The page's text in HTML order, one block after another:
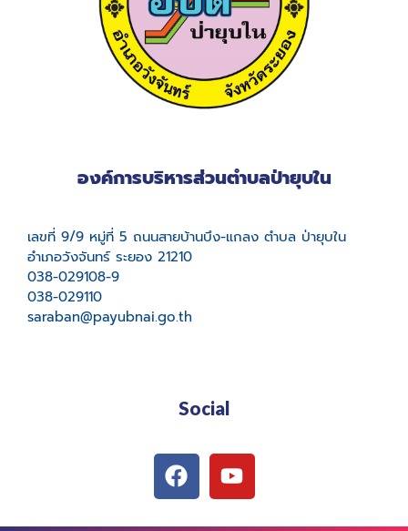
องค์การบริหารส่วนตำบลป่ายุบใน
เลขที่ 9/9 หมู่ที่ 5 ถนนสายบ้านบึง-แกลง ตำบล ป่ายุบใน
อำเภอวังจันทร์ ระยอง 21210
038-029108-9
038-029110
saraban@payubnai.go.th
Social